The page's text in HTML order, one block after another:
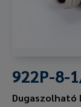
922P-8-
Dugaszolható